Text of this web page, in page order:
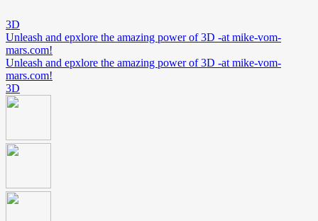
3D
Unleash and epxlore the amazing power of 3D -at mike-vom-
mars.com!
Unleash and epxlore the amazing power of 3D -at mike-vom-
mars.com!
3D